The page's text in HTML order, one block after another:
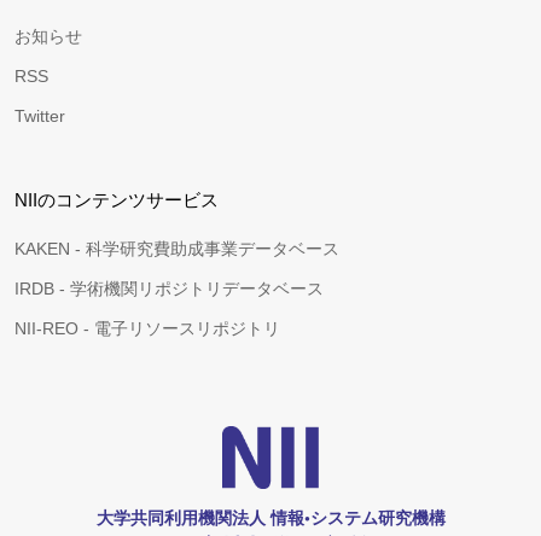
お知らせ
RSS
Twitter
NIIのコンテンツサービス
KAKEN - 科学研究費助成事業データベース
IRDB - 学術機関リポジトリデータベース
NII-REO - 電子リソースリポジトリ
大学共同利用機関法人 情報•システム研究機構